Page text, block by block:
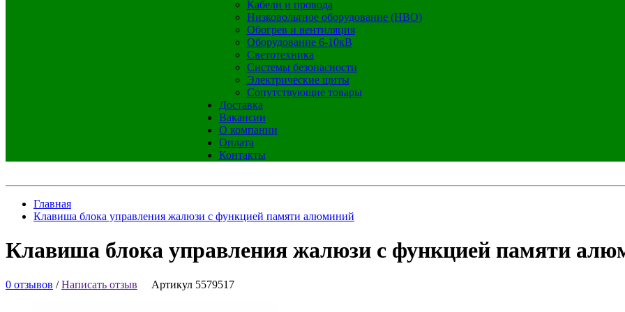
Кабели и провода
Низковольтное оборудование (НВО)
Обогрев и вентиляция
Оборудование 6-10кВ
Светотехника
Системы безопасности
Электрические щиты
Сопутствующие товары
Доставка
Вакансии
О компании
Оплата
Контакты
Главная
Клавиша блока управления жалюзи с функцией памяти алюминий
Клавиша блока управления жалюзи с функцией памяти
0 отзывов /Написать отзыв Артикул 5579517